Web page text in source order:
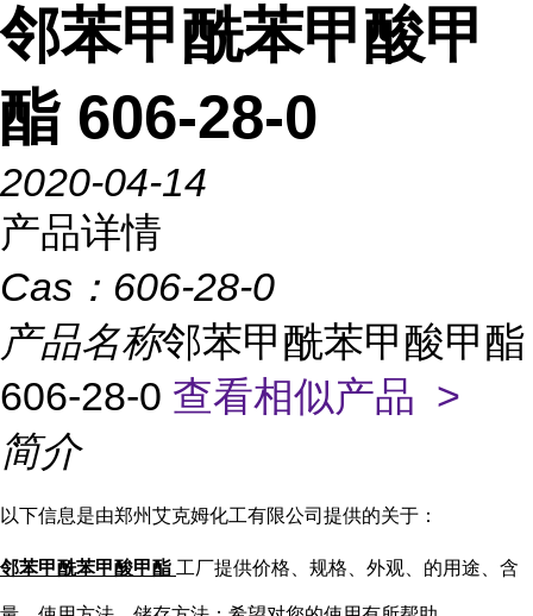
邻苯甲酰苯甲酸甲
酯 606-28-0
2020-04-14
产品详情
Cas： 606-28-0
产品名称邻苯甲酰苯甲酸甲酯
606-28-0 查看相似产品 >
简介
以下信息是由郑州艾克姆化工有限公司提供的关于：
邻苯甲酰苯甲酸甲酯 工厂提供价格、规格、外观、的用途、含